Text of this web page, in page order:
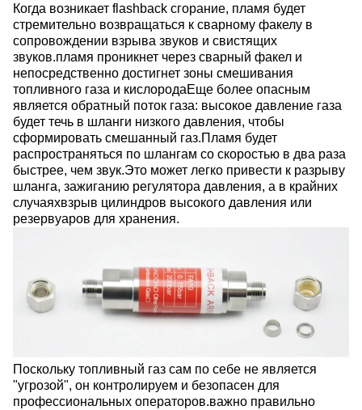
Когда возникает flashback сгорание, пламя будет
стремительно возвращаться к сварному факелу в
сопровождении взрыва звуков и свистящих
звуков.пламя проникнет через сварный факел и
непосредственно достигнет зоны смешивания
топливного газа и кислородаЕще более опасным
является обратный поток газа: высокое давление газа
будет течь в шланги низкого давления, чтобы
сформировать смешанный газ.Пламя будет
распространяться по шлангам со скоростью в два раза
быстрее, чем звук.Это может легко привести к разрыву
шланга, зажиганию регулятора давления, а в крайних
случаяхвзрыв цилиндров высокого давления или
резервуаров для хранения.
Поскольку топливный газ сам по себе не является
"угрозой", он контролируем и безопасен для
профессиональных операторов.важно правильно